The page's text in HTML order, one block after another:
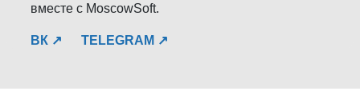
вместе с MoscowSoft.
ВК ↗ TELEGRAM ↗